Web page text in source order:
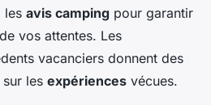
les avis camping pour garantir
vos attentes. Les
vacanciers donnent des
les expériences vécues.